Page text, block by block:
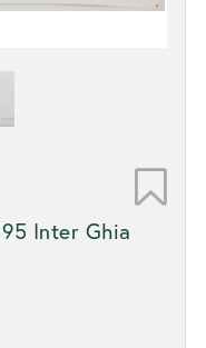
Inter Ghia